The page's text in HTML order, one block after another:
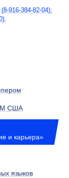
(8-916-384-82-04);
США
и карьера»
языков